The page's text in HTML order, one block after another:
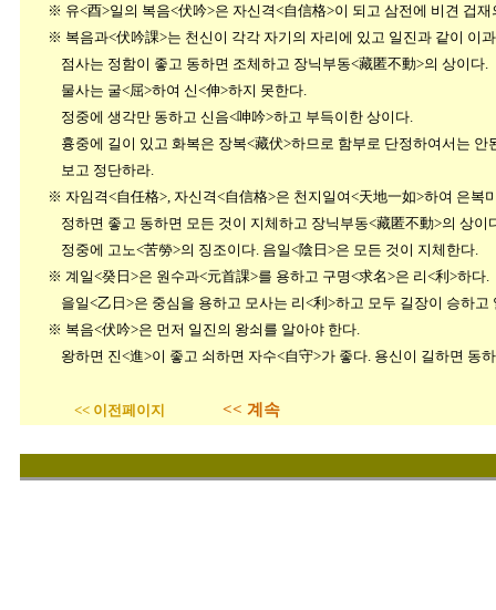
※ 유<酉>일의 복음<伏吟>은 자신격<自信格>이 되고 삼전에 비견 겁재
※ 복음과<伏吟課>는 천신이 각각 자기의 자리에 있고 일진과 같
점사는 정함이 좋고 동하면 조체하고 장닉부동<藏匿不動>의 상이다.
물사는 굴<屈>하여 신<伸>하지 못한다.
정중에 생각만 동하고 신음<呻吟>하고 부득이한 상이다.
흉중에 길이 있고 화복은 장복<藏伏>하므로 함부로 단정하여서는 안
보고 정단하라.
※ 자임격<自任格>, 자신격<自信格>은 천지일여<天地一如>하여 은복
정하면 좋고 동하면 모든 것이 지체하고 장닉부동<藏匿不動>의 상이
정중에 고노<苦勞>의 징조이다. 음일<陰日>은 모든 것이 지체한다.
※ 계일<癸日>은 원수과<元首課>를 용하고 구명<求名>은 리<利>하
을일<乙日>은 중심을 용하고 모사는 리<利>하고 모두 길장이 승하고
※ 복음<伏吟>은 먼저 일진의 왕쇠를 알아야 한다.
왕하면 진<進>이 좋고 쇠하면 자수<自守>가 좋다. 용신이 길하면 동하
<< 이전페이지 << 계속